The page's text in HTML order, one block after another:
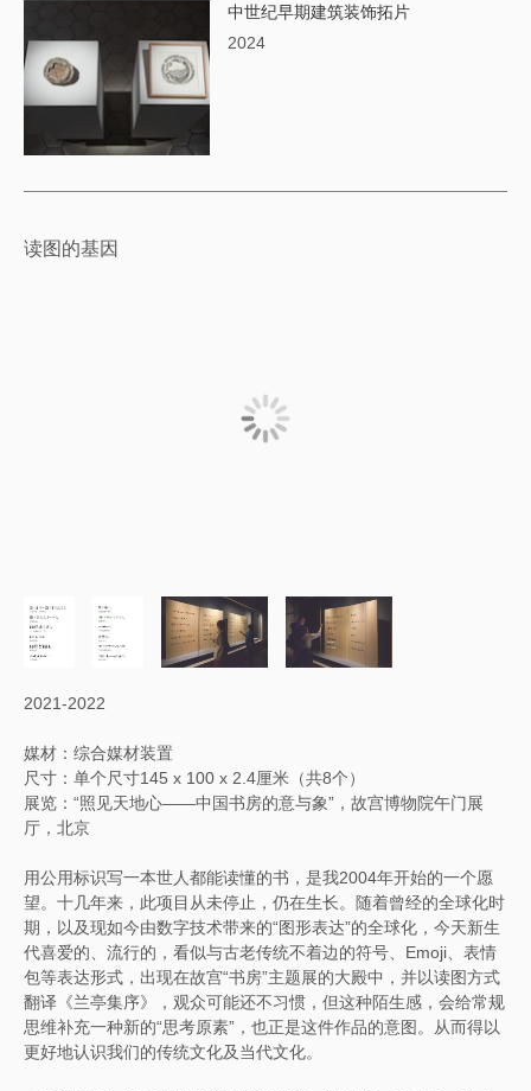
中世纪早期建筑装饰拓片
2024
读图的基因
2021-2022
媒材：综合媒材装置
尺寸：单个尺寸145 x 100 x 2.4厘米（共8个）
展览：“照见天地心——中国书房的意与象”，故宫博物院午门展
厅，北京
用公用标识写一本世人都能读懂的书，是我2004年开始的一个愿
望。十几年来，此项目从未停止，仍在生长。随着曾经的全球化时
期，以及现如今由数字技术带来的“图形表达”的全球化，今天新生
代喜爱的、流行的，看似与古老传统不着边的符号、Emoji、表情
包等表达形式，出现在故宫“书房”主题展的大殿中，并以读图方式
翻译《兰亭集序》，观众可能还不习惯，但这种陌生感，会给常规
思维补充一种新的“思考原素”，也正是这件作品的意图。从而得以
更好地认识我们的传统文化及当代文化。